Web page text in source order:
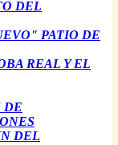
DEL
PATIO DE
REAL Y EL
DE
DEL